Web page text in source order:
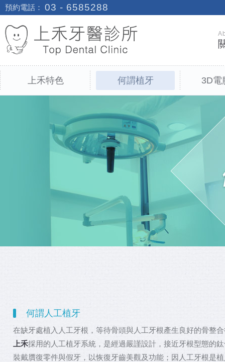
預約電話： 03 - 6585288
上禾特色 何謂植牙 3D電
何謂人工植牙
在缺牙處植入人工牙根，等待骨頭與人工牙根產生良好的骨整
上禾採用的人工植牙系統，是經過嚴謹設計，接近牙根型態的
裝戴贋復零件與假牙，以恢復牙齒美觀及功能；因人工牙根是